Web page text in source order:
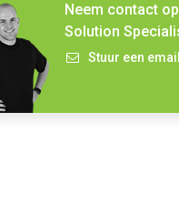
Neem contact
Solution
Stuur een email